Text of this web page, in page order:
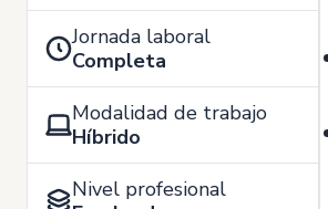
Jornada laboral
Completa
Modalidad de trabajo
Híbrido
Nivel profesional